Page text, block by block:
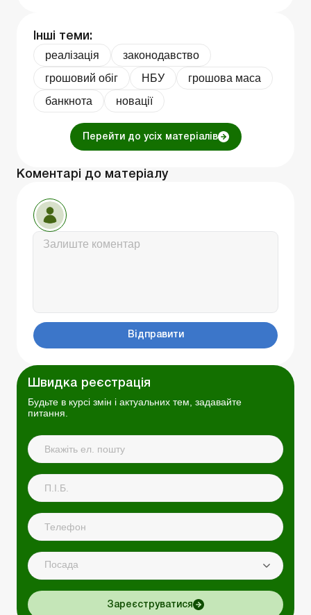
Інші теми:
реалізація
законодавство
грошовий обіг
НБУ
грошова маса
банкнота
новації
Перейти до усіх матеріалів
Коментарі до матеріалу
Відправити
Швидка реєстрація
Будьте в курсі змін і актуальних тем, задавайте
питання.
Посада
Зареєструватися